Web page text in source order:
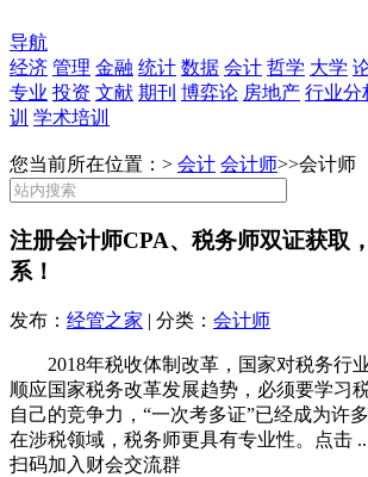
导航
经济 管理 金融 统计 数据 会计 哲学 大学
专业 投资 文献 期刊 博弈论 房地产 行业分
训 学术培训
您当前所在位置：> 会计 会计师>>会计师
注册会计师CPA、税务师双证获取
系！
发布： 经管之家 | 分类： 会计师
2018年税收体制改革，国家对税务行
顺应国家税务改革发展趋势，必须要学习
自己的竞争力，“一次考多证”已经成为许
在涉税领域，税务师更具有专业性。点击
扫码加入财会交流群